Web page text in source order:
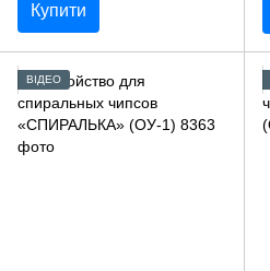
Купити
ВІДЕО